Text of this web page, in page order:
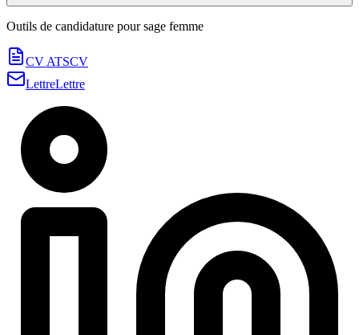
Outils de candidature poursage femme
CV ATSCV
LettreLettre